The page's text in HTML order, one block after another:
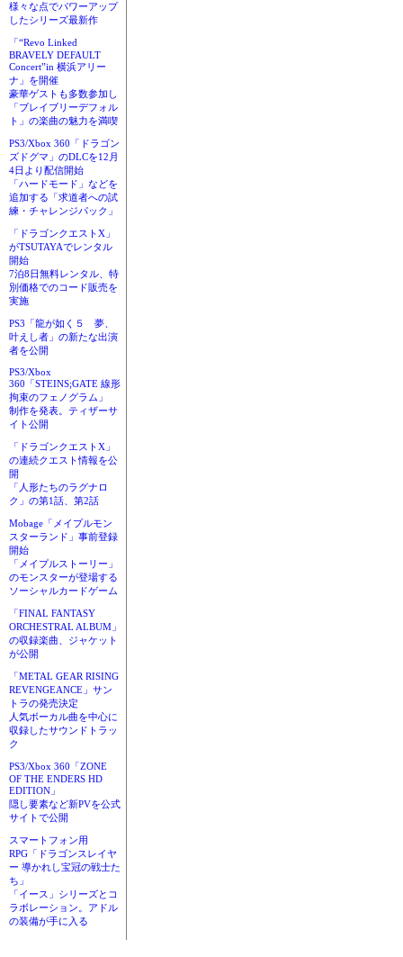
様々な点でパワーアップ
したシリーズ最新作
「“Revo Linked
BRAVELY DEFAULT
Concert”in 横浜アリー
ナ」を開催
豪華ゲストも多数参加し
「ブレイブリーデフォル
ト」の楽曲の魅力を満喫
PS3/Xbox 360「ドラゴン
ズドグマ」のDLCを12月
4日より配信開始
「ハードモード」などを
追加する「求道者への試
練・チャレンジパック」
「ドラゴンクエストX」
がTSUTAYAでレンタル
開始
7泊8日無料レンタル、特
別価格でのコード販売を
実施
PS3「龍が如く５ 夢、
叶えし者」の新たな出演
者を公開
PS3/Xbox
360「STEINS;GATE 線形
拘束のフェノグラム」
制作を発表。ティザーサ
イト公開
「ドラゴンクエストX」
の連続クエスト情報を公
開
「人形たちのラグナロ
ク」の第1話、第2話
Mobage「メイプルモン
スターランド」事前登録
開始
「メイプルストーリー」
のモンスターが登場する
ソーシャルカードゲーム
「FINAL FANTASY
ORCHESTRAL ALBUM」
の収録楽曲、ジャケット
が公開
「METAL GEAR RISING
REVENGEANCE」サン
トラの発売決定
人気ボーカル曲を中心に
収録したサウンドトラッ
ク
PS3/Xbox 360「ZONE
OF THE ENDERS HD
EDITION」
隠し要素など新PVを公式
サイトで公開
スマートフォン用
RPG「ドラゴンスレイヤ
ー 導かれし宝冠の戦士た
ち」
「イース」シリーズとコ
ラボレーション。アドル
の装備が手に入る